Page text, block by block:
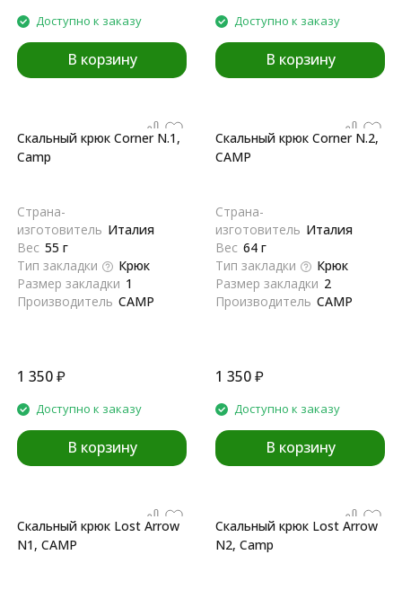
Доступно к заказу
В корзину
Доступно к заказу
В корзину
Скальный крюк Corner N.1,
Camp
Страна-
изготовитель Италия
Вес 55 г
Тип закладки
Крюк
Размер закладки 1
Производитель CAMP
1 350₽
Доступно к заказу
В корзину
Скальный крюк Corner N.2,
CAMP
Страна-
изготовитель Италия
Вес 64 г
Тип закладки
Крюк
Размер закладки 2
Производитель CAMP
1 350₽
Доступно к заказу
В корзину
Скальный крюк Lost Arrow
N1, CAMP
Скальный крюк Lost Arrow
N2, Camp